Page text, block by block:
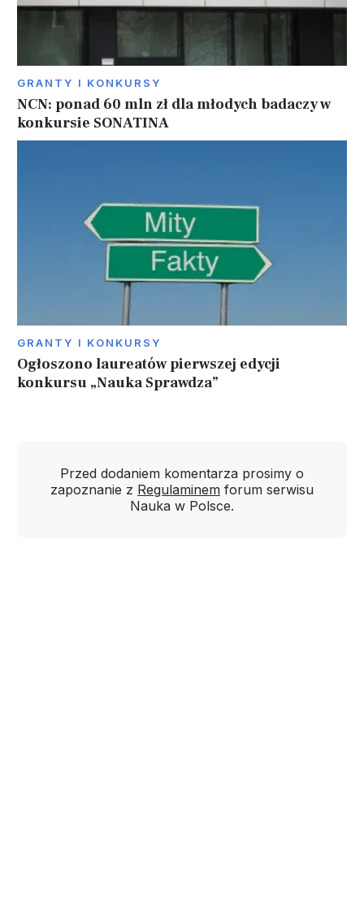
GRANTY I KONKURSY
NCN: ponad 60 mln zł dla młodych badaczy w
konkursie SONATINA
GRANTY I KONKURSY
Ogłoszono laureatów pierwszej edycji
konkursu „Nauka Sprawdza”
Przed dodaniem komentarza prosimy o
zapoznanie z Regulaminem forum serwisu
Nauka w Polsce.